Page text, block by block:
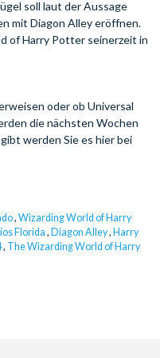
soll laut der Aussage
mit Diagon Alley eröffnen.
of Harry Potter seinerzeit in
oder ob Universal
die nächsten Wochen
werden Sie es hier bei
, Wizarding World of Harry
Florida , Diagon Alley, Harry
, The Wizarding World of Harry